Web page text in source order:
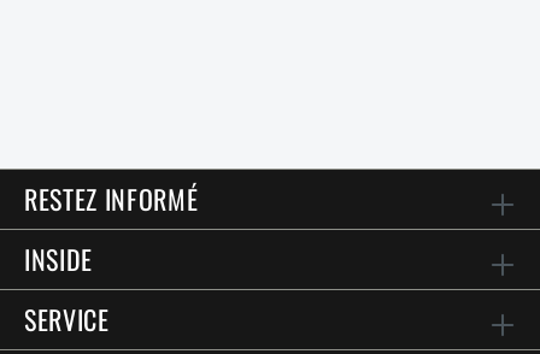
RESTEZ INFORMÉ
INSIDE
SERVICE